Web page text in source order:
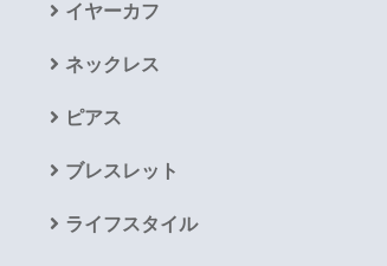
イヤーカフ
ネックレス
ピアス
ブレスレット
ライフスタイル